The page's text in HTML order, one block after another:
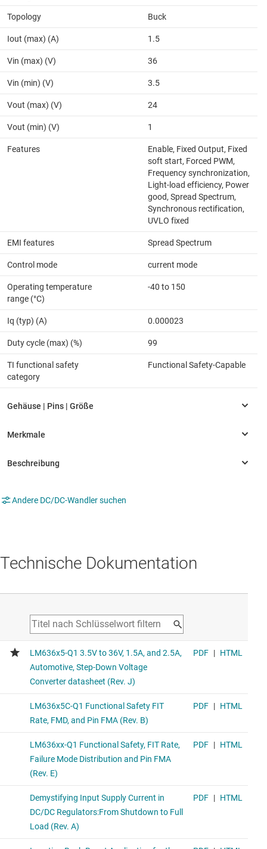
Topology Buck
Iout (max) (A) 1.5
Vin (max) (V) 36
Vin (min) (V) 3.5
Vout (max) (V) 24
Vout (min) (V) 1
Features
Enable, Fixed Output, Fixed
soft start, Forced PWM,
Frequency synchronization,
Light-load efficiency, Power
good, Spread Spectrum,
Synchronous rectification,
UVLO fixed
EMI features Spread Spectrum
Control mode current mode
Operating temperature
range (°C)
-40 to 150
Iq (typ) (A) 0.000023
Duty cycle (max) (%) 99
TI functional safety
category
Functional Safety-Capable
Andere DC/DC-Wandler suchen
Technische Dokumentation